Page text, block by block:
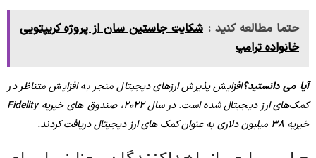
حتما مطالعه کنید : شکایت جاستین سان از پروژه کریپتویی
خانواده ترامپ
آیا می دانستید؟افزایش پذیرش ارزهای دیجیتال منجر به افزایش متناظر در
کمک‌های ارز دیجیتال شده است. در سال 2022، صندوق های خیریه Fidelity
خیریه 38 میلیون دلاری به عنوان کمک های ارز دیجیتال دریافت کردند.